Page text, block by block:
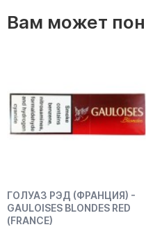
Вам может
ГОЛУАЗ РЭД (ФРАНЦИЯ) -
GAULOISES BLONDES RED
(FRANCE)